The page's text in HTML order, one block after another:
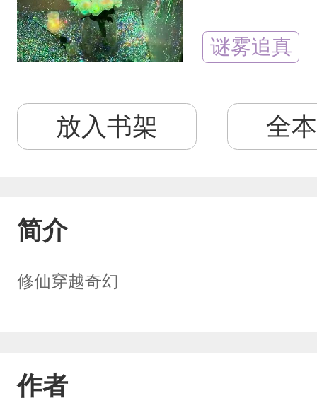
谜雾追真
放入书架 全
简介
修仙穿越奇幻
作者